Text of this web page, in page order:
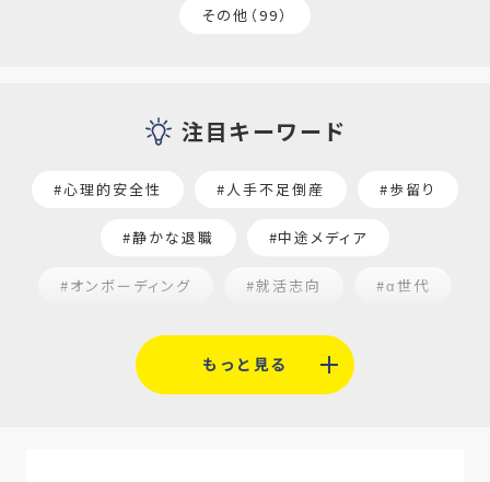
その他（99）
注目キーワード
#心理的安全性 #人手不足倒産 #歩留り
#静かな退職 #中途メディア
#オンボーディング #就活志向 #α世代
#平均採用単価
#人材定着 #AI面接
もっと見る